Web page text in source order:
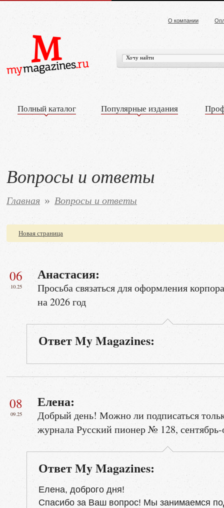
О компании
Полный каталог Популярные издания
Вопросы и ответы
Главная » Вопросы и ответы
Новая страница
06
10.25
Анастасия:
Просьба связаться для оформления
на 2026 год
Ответ My Magazines:
08
09.25
Елена:
Добрый день! Можно ли подписаться
журнала Русский пионер № 128, сентябрь-
Ответ My Magazines:
Елена, доброго дня!
Спасибо за Ваш вопрос! Мы занимаемся